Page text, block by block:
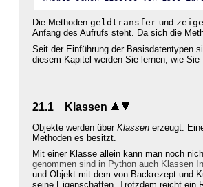
Die Methoden geldtransfer und zeige
Anfang des Aufrufs steht. Da sich die
Seit der Einführung der Basisdatentypen
diesem Kapitel werden Sie lernen, wie
21.1 Klassen
Objekte werden über Klassen erzeugt.
Methoden es besitzt.
Mit einer Klasse allein kann man noch
genommen sind in Python auch Klassen
und Objekt mit dem von Backrezept und
seine Eigenschaften. Trotzdem reicht ein